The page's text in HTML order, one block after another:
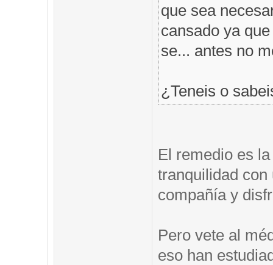
que sea
cansado ya
se... antes no
¿Teneis o
El remedio es
tranquilidad con
compañía y
Pero vete al
eso han